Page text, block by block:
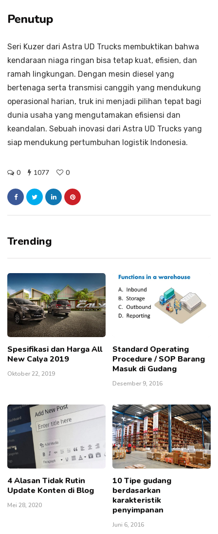
Penutup
Seri Kuzer dari Astra UD Trucks membuktikan bahwa
kendaraan niaga ringan bisa tetap kuat, efisien, dan
ramah lingkungan. Dengan mesin diesel yang
bertenaga serta transmisi canggih yang mendukung
operasional harian, truk ini menjadi pilihan tepat bagi
dunia usaha yang mengutamakan efisiensi dan
keandalan. Sebuah inovasi dari Astra UD Trucks yang
siap mendukung pertumbuhan logistik Indonesia.
0 1077 0
Trending
Spesifikasi dan Harga All
New Calya 2019
Oktober 22, 2019
Standard Operating
Procedure / SOP Barang
Masuk di Gudang
Desember 9, 2016
4 Alasan Tidak Rutin
Update Konten di Blog
Mei 28, 2020
10 Tipe gudang
berdasarkan
karakteristik
penyimpanan
Juni 6, 2016